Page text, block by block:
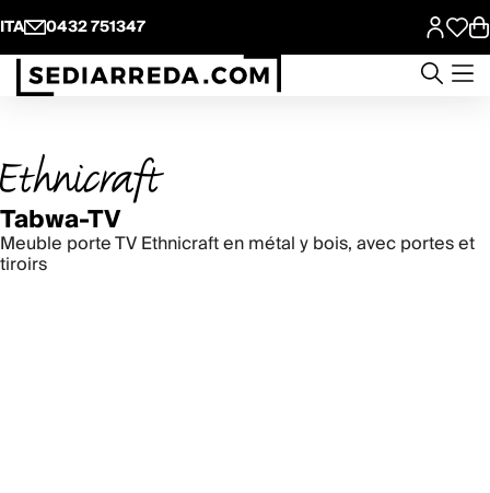
ITA 0432 751347
Tabwa-TV
Meuble porte TV Ethnicraft en métal y bois, avec portes et
tiroirs